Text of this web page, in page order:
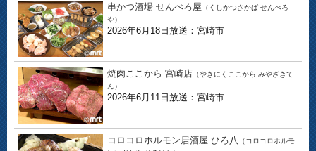
串かつ酒場 せんべろ屋 （くしかつさかば せんべろ
や）
2026年6月18日放送：宮崎市
焼肉ここから 宮崎店 （やきにくここから みやざきて
ん）
2026年6月11日放送：宮崎市
コロコロホルモン居酒屋 ひろ八
（コロコロホルモ